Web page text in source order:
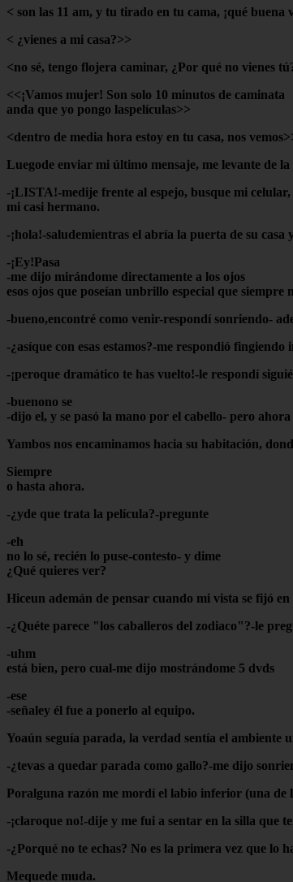
< son las 11 am, y tu tirado en tu cama, ¡qué
< ¿vienes a mi casa?>>
<no sé, tengo flojera caminar, ¿Por qué no vienes
<<¡Vamos mujer! Son solo 10 minutos de caminata
anda que yo pongo laspelículas>>
<dentro de media hora estoy en tu casa, nos
Luegode enviar mi último mensaje, me levante de
-¡LISTA!-medije frente al espejo, busque mi
mi casi hermano.
-¡hola!-saludemientras el abría la puerta de su casa
-¡Ey!Pasa
-me dijo mirándome directamente a los ojos
esos ojos que poseían unbrillo especial que
-bueno,encontré como venir-respondí sonriendo-
-¿asíque con esas estamos?-me respondió
-¡peroque dramático te has vuelto!-le respondí
-buenono se
-dijo el, y se pasó la mano por el cabello- pero
Yambos nos encaminamos hacia su habitación,
Siempre
o hasta ahora.
-¿yde que trata la película?-pregunte
-eh
no lo sé, recién lo puse-contesto- y dime
¿Qué quieres ver?
Hiceun ademán de pensar cuando mi vista se fijó
-¿Quéte parece "los caballeros del zodiaco"?-le
-uhm
está bien, pero cual-me dijo mostrándome 5 dvds
-ese
-señaley él fue a ponerlo al equipo.
Yoaún seguía parada, la verdad sentía el ambiente
-¿tevas a quedar parada como gallo?-me dijo
Poralguna razón me mordí el labio inferior (una de
-¡claroque no!-dije y me fui a sentar en la silla que
-¿Porqué no te echas? No es la primera vez que lo
Mequede muda.